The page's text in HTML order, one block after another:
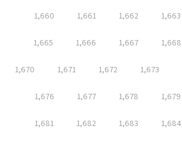
1,660 1,661 1,662 1,663
1,665 1,666 1,667 1,668
1,670 1,671 1,672 1,673
1,676 1,677 1,678 1,679
1,681 1,682 1,683 1,684